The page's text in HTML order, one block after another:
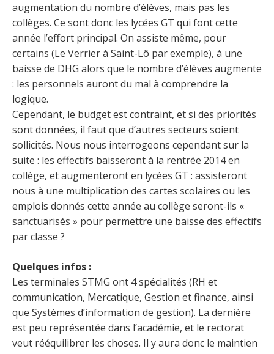
augmentation du nombre d’élèves, mais pas les
collèges. Ce sont donc les lycées GT qui font cette
année l’effort principal. On assiste même, pour
certains (Le Verrier à Saint-Lô par exemple), à une
baisse de DHG alors que le nombre d’élèves augmente
: les personnels auront du mal à comprendre la
logique.
Cependant, le budget est contraint, et si des priorités
sont données, il faut que d’autres secteurs soient
sollicités. Nous nous interrogeons cependant sur la
suite : les effectifs baisseront à la rentrée 2014 en
collège, et augmenteront en lycées GT : assisteront
nous à une multiplication des cartes scolaires ou les
emplois donnés cette année au collège seront-ils «
sanctuarisés » pour permettre une baisse des effectifs
par classe ?
Quelques infos :
Les terminales STMG ont 4 spécialités (RH et
communication, Mercatique, Gestion et finance, ainsi
que Systèmes d’information de gestion). La dernière
est peu représentée dans l’académie, et le rectorat
veut rééquilibrer les choses. Il y aura donc le maintien